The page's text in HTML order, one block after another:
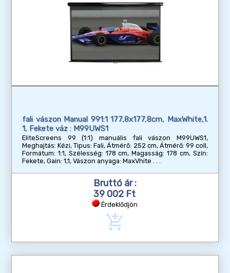
fali vászon Manual 991:1 177,8x177,8cm, MaxWhite,1.
1, Fekete váz : M99UWS1
EliteScreens 99 (1:1) manuális fali vászon M99UWS1,
Meghajtás: Kézi, Tipus: Fali, Átmérő: 252 cm, Átmérő: 99 coll,
Formátum: 1:1, Szélesség: 178 cm, Magasság: 178 cm, Szín:
Fekete, Gain: 1,1, Vászon anyaga: MaxVhite
Bruttó ár :
39 002 Ft
Érdeklődjön
add_shopping_cart